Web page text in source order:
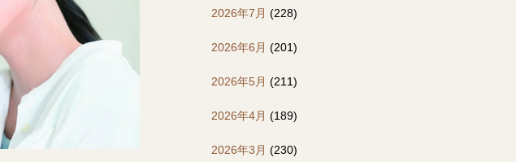
2026年7月 (228)
2026年6月 (201)
2026年5月 (211)
2026年4月 (189)
2026年3月 (230)